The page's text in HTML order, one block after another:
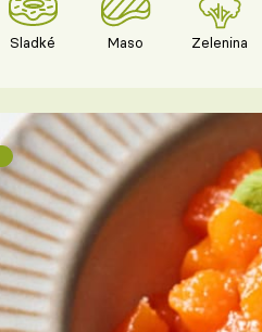
Sladké Maso Zelenina